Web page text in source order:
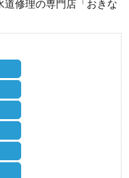
修理の専門店「おきな